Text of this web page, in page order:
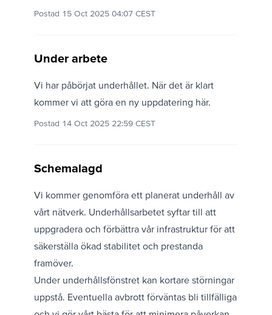
Postad 15 Oct 2025 04:07 CEST
Under arbete
Vi har påbörjat underhållet. När det är klart
kommer vi att göra en ny uppdatering här.
Postad 14 Oct 2025 22:59 CEST
Schemalagd
Vi kommer genomföra ett planerat underhåll av
vårt nätverk. Underhållsarbetet syftar till att
uppgradera och förbättra vår infrastruktur för att
säkerställa ökad stabilitet och prestanda
framöver.
Under underhållsfönstret kan kortare störningar
uppstå. Eventuella avbrott förväntas bli tillfälliga